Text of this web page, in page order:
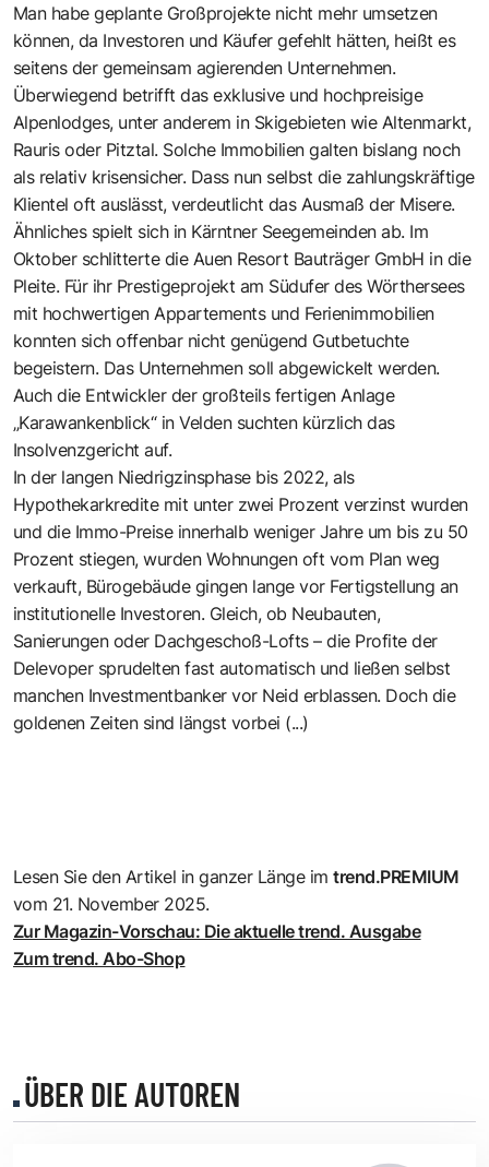
Man habe geplante Großprojekte nicht mehr umsetzen
können, da Investoren und Käufer gefehlt hätten, heißt es
seitens der gemeinsam agierenden Unternehmen.
Überwiegend betrifft das exklusive und hochpreisige
Alpenlodges, unter anderem in Skigebieten wie Altenmarkt,
Rauris oder Pitztal. Solche Immobilien galten bislang noch
als relativ krisensicher. Dass nun selbst die zahlungskräftige
Klientel oft auslässt, verdeutlicht das Ausmaß der Misere.
Ähnliches spielt sich in Kärntner Seegemeinden ab. Im
Oktober schlitterte die Auen Resort Bauträger GmbH in die
Pleite. Für ihr Prestigeprojekt am Südufer des Wörthersees
mit hochwertigen Appartements und Ferienimmobilien
konnten sich offenbar nicht genügend Gutbetuchte
begeistern. Das Unternehmen soll abgewickelt werden.
Auch die Entwickler der großteils fertigen Anlage
„Karawankenblick“ in Velden suchten kürzlich das
Insolvenzgericht auf.
In der langen Niedrigzinsphase bis 2022, als
Hypothekarkredite mit unter zwei Prozent verzinst wurden
und die Immo-Preise innerhalb weniger Jahre um bis zu 50
Prozent stiegen, wurden Wohnungen oft vom Plan weg
verkauft, Bürogebäude gingen lange vor Fertigstellung an
institutionelle Investoren. Gleich, ob Neubauten,
Sanierungen oder Dachgeschoß-Lofts – die Profite der
Delevoper sprudelten fast automatisch und ließen selbst
manchen Investmentbanker vor Neid erblassen. Doch die
goldenen Zeiten sind längst vorbei (...)
Lesen Sie den Artikel in ganzer Länge imtrend.PREMIUM
vom 21. November 2025.
Zur Magazin-Vorschau: Die aktuelle trend. Ausgabe
Zum trend. Abo-Shop
ÜBER DIE AUTOREN